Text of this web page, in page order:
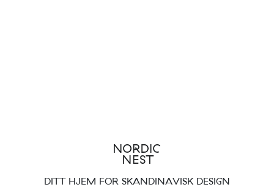
DITT HJEM FOR SKANDINAVISK DESIGN